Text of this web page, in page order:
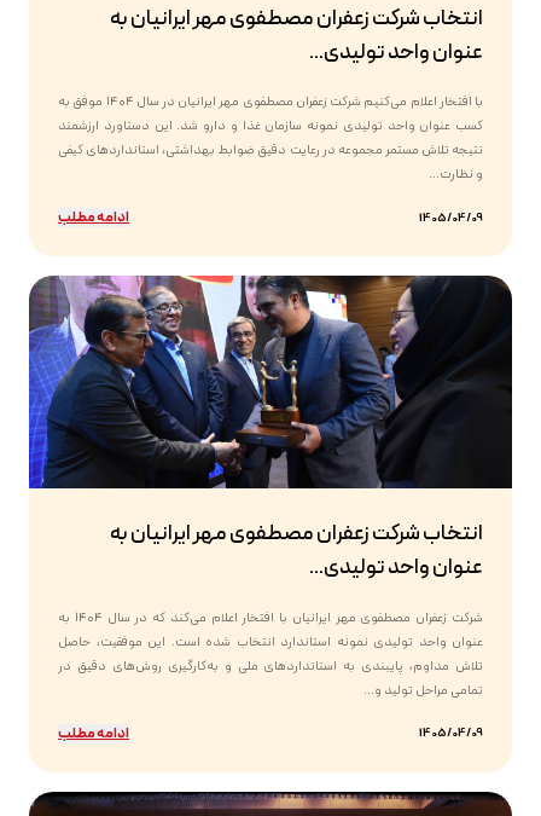
انتخاب شرکت زعفران مصطفوی مهر ایرانیان به
عنوان واحد تولیدی...
با افتخار اعلام می‌کنیم شرکت زعفران مصطفوی مهر ایرانیان در سال ۱۴۰۴ موفق به
کسب عنوان واحد تولیدی نمونه سازمان غذا و دارو شد. این دستاورد ارزشمند
نتیجه تلاش مستمر مجموعه در رعایت دقیق ضوابط بهداشتی، استانداردهای کیفی
و نظارت...
1405/04/09 ادامه مطلب
انتخاب شرکت زعفران مصطفوی مهر ایرانیان به
عنوان واحد تولیدی...
شرکت زعفران مصطفوی مهر ایرانیان با افتخار اعلام می‌کند که در سال ۱۴۰۴ به
عنوان واحد تولیدی نمونه استاندارد انتخاب شده است. این موفقیت، حاصل
تلاش مداوم، پایبندی به استانداردهای ملی و به‌کارگیری روش‌های دقیق در
تمامی مراحل تولید و...
1405/04/09 ادامه مطلب